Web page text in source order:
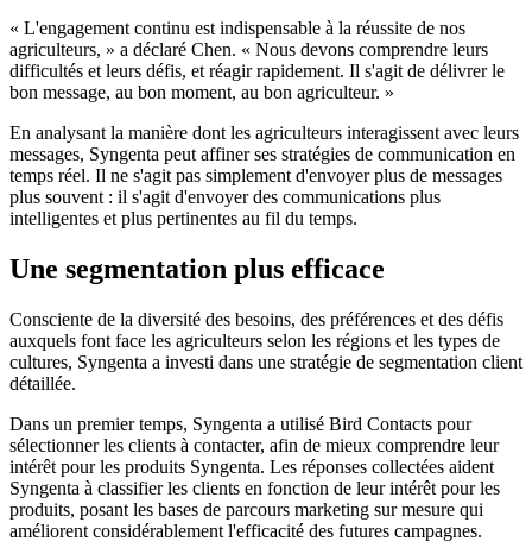
« L'engagement continu est indispensable à la réussite de nos
agriculteurs, » a déclaré Chen. « Nous devons comprendre leurs
difficultés et leurs défis, et réagir rapidement. Il s'agit de délivrer le
bon message, au bon moment, au bon agriculteur. »
En analysant la manière dont les agriculteurs interagissent avec leurs
messages, Syngenta peut affiner ses stratégies de communication en
temps réel. Il ne s'agit pas simplement d'envoyer plus de messages
plus souvent : il s'agit d'envoyer des communications plus
intelligentes et plus pertinentes au fil du temps.
Une segmentation plus efficace
Consciente de la diversité des besoins, des préférences et des défis
auxquels font face les agriculteurs selon les régions et les types de
cultures, Syngenta a investi dans une stratégie de segmentation client
détaillée.
Dans un premier temps, Syngenta a utilisé Bird Contacts pour
sélectionner les clients à contacter, afin de mieux comprendre leur
intérêt pour les produits Syngenta. Les réponses collectées aident
Syngenta à classifier les clients en fonction de leur intérêt pour les
produits, posant les bases de parcours marketing sur mesure qui
améliorent considérablement l'efficacité des futures campagnes.